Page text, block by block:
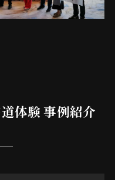
体験 事例紹介